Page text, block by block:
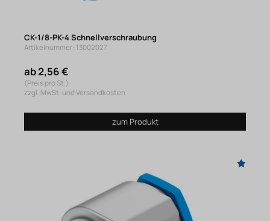
CK-1/8-PK-4 Schnellverschraubung
Artikelnummer: 13002027
ab 2,56 €
(Preis pro St.)
zzgl. MwSt. und Versandkosten
zum Produkt